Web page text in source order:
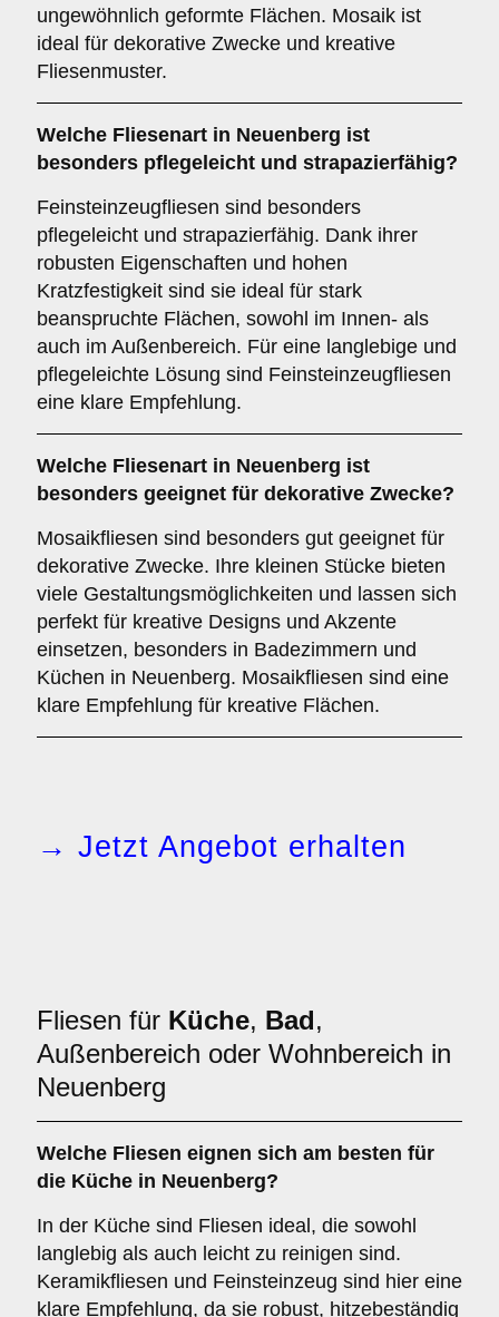
ungewöhnlich geformte Flächen. Mosaik ist
ideal für dekorative Zwecke und kreative
Fliesenmuster.
Welche Fliesenart in Neuenberg ist
besonders pflegeleicht und strapazierfähig?
Feinsteinzeugfliesen sind besonders
pflegeleicht und strapazierfähig. Dank ihrer
robusten Eigenschaften und hohen
Kratzfestigkeit sind sie ideal für stark
beanspruchte Flächen, sowohl im Innen- als
auch im Außenbereich. Für eine langlebige und
pflegeleichte Lösung sind Feinsteinzeugfliesen
eine klare Empfehlung.
Welche Fliesenart in Neuenberg ist
besonders geeignet für dekorative Zwecke?
Mosaikfliesen sind besonders gut geeignet für
dekorative Zwecke. Ihre kleinen Stücke bieten
viele Gestaltungsmöglichkeiten und lassen sich
perfekt für kreative Designs und Akzente
einsetzen, besonders in Badezimmern und
Küchen in Neuenberg. Mosaikfliesen sind eine
klare Empfehlung für kreative Flächen.
→ Jetzt Angebot erhalten
Fliesen für Küche, Bad,
Außenbereich oder Wohnbereich in
Neuenberg
Welche Fliesen eignen sich am besten für
die Küche in Neuenberg?
In der Küche sind Fliesen ideal, die sowohl
langlebig als auch leicht zu reinigen sind.
Keramikfliesen und Feinsteinzeug sind hier eine
klare Empfehlung, da sie robust, hitzebeständig